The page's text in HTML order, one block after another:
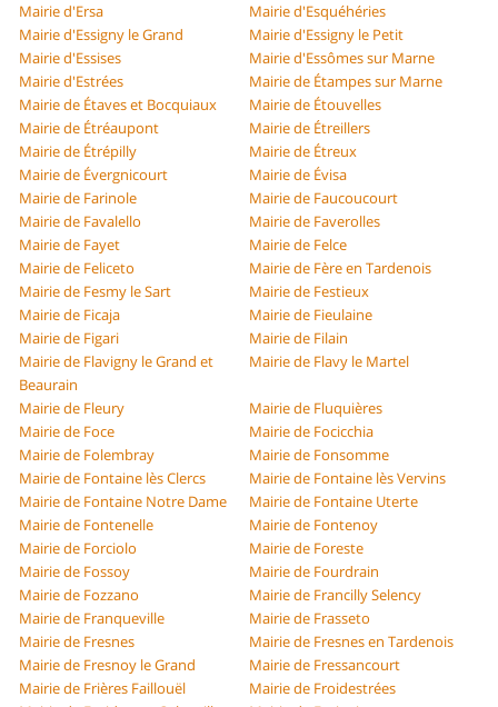
Mairie d'Ersa
Mairie d'Esquéhéries
Mairie d'Essigny le Grand
Mairie d'Essigny le Petit
Mairie d'Essises
Mairie d'Essômes sur Marne
Mairie d'Estrées
Mairie de Étampes sur Marne
Mairie de Étaves et Bocquiaux
Mairie de Étouvelles
Mairie de Étréaupont
Mairie de Étreillers
Mairie de Étrépilly
Mairie de Étreux
Mairie de Évergnicourt
Mairie de Évisa
Mairie de Farinole
Mairie de Faucoucourt
Mairie de Favalello
Mairie de Faverolles
Mairie de Fayet
Mairie de Felce
Mairie de Feliceto
Mairie de Fère en Tardenois
Mairie de Fesmy le Sart
Mairie de Festieux
Mairie de Ficaja
Mairie de Fieulaine
Mairie de Figari
Mairie de Filain
Mairie de Flavigny le Grand et
Beaurain
Mairie de Flavy le Martel
Mairie de Fleury
Mairie de Fluquières
Mairie de Foce
Mairie de Focicchia
Mairie de Folembray
Mairie de Fonsomme
Mairie de Fontaine lès Clercs
Mairie de Fontaine lès Vervins
Mairie de Fontaine Notre Dame
Mairie de Fontaine Uterte
Mairie de Fontenelle
Mairie de Fontenoy
Mairie de Forciolo
Mairie de Foreste
Mairie de Fossoy
Mairie de Fourdrain
Mairie de Fozzano
Mairie de Francilly Selency
Mairie de Franqueville
Mairie de Frasseto
Mairie de Fresnes
Mairie de Fresnes en Tardenois
Mairie de Fresnoy le Grand
Mairie de Fressancourt
Mairie de Frières Faillouël
Mairie de Froidestrées